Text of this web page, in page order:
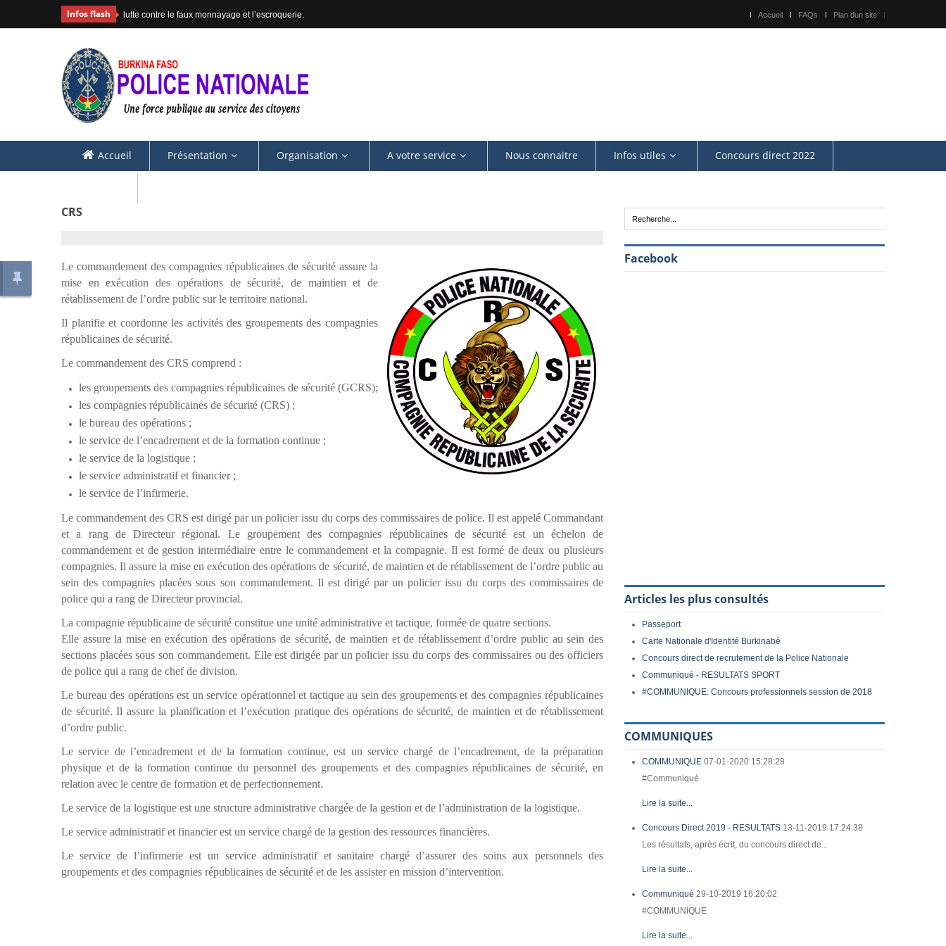
Infos flash lutte contre le faux monnayage et l’escroquerie. Accueil FAQs Plan dun site
Accueil Présentation Organisation A votre service Nous connaitre Infos utiles Concours direct 2022
CRS
Le commandement des compagnies républicaines de sécurité assure la
mise en exécution des opérations de sécurité, de maintien et de
rétablissement de l’ordre public sur le territoire national.
Il planifie et coordonne les activités des groupements des compagnies
républicaines de sécurité.
Le commandement des CRS comprend :
les groupements des compagnies républicaines de sécurité (GCRS);
les compagnies républicaines de sécurité (CRS) ;
le bureau des opérations ;
le service de l’encadrement et de la formation continue ;
le service de la logistique ;
le service administratif et financier ;
le service de l’infirmerie.
Le commandement des CRS est dirigé par un policier issu du corps des commissaires de police. Il est appelé Commandant
et a rang de Directeur régional. Le groupement des compagnies républicaines de sécurité est un échelon de
commandement et de gestion intermédiaire entre le commandement et la compagnie. Il est formé de deux ou plusieurs
compagnies.Il assure la mise en exécution des opérations de sécurité, de maintien et de rétablissement de l’ordre public au
sein des compagnies placées sous son commandement. Il est dirigé par un policier issu du corps des commissaires de
police qui a rang de Directeur provincial.
La compagnie républicaine de sécurité constitue une unité administrative et tactique, formée de quatre sections.
Elle assure la mise en exécution des opérations de sécurité, de maintien et de rétablissement d’ordre public au sein des
sections placées sous son commandement. Elle est dirigée par un policier issu du corps des commissaires ou des officiers
de police qui a rang de chef de division.
Le bureau des opérations est un service opérationnel et tactique au sein des groupements et des compagnies républicaines
de sécurité. Il assure la planification et l’exécution pratique des opérations de sécurité, de maintien et de rétablissement
d’ordre public.
Le service de l’encadrement et de la formation continue, est un service chargé de l’encadrement, de la préparation
physique et de la formation continue du personnel des groupements et des compagnies républicaines de sécurité, en
relation avec le centre de formation et de perfectionnement.
Le service de la logistique est une structure administrative chargée de la gestion et de l’administration de la logistique.
Le service administratif et financier est un service chargé de la gestion des ressources financières.
Le service de l’infirmerie est un service administratif et sanitaire chargé d’assurer des soins aux personnels des
groupements et des compagnies républicaines de sécurité et de les assister en mission d’intervention.
Facebook
Articles les plus consultés
Passeport
Carte Nationale d'Identité Burkinabè
Concours direct de recrutement de la Police Nationale
Communiqué - RESULTATS SPORT
#COMMUNIQUE: Concours professionnels session de 2018
COMMUNIQUES
COMMUNIQUE 07-01-2020 15:28:28
#Communiqué
Lire la suite...
Concours Direct 2019 - RESULTATS 13-11-2019 17:24:38
Les résultats, après écrit, du concours direct de...
Lire la suite...
Communiqué 29-10-2019 16:20:02
#COMMUNIQUE
Lire la suite...